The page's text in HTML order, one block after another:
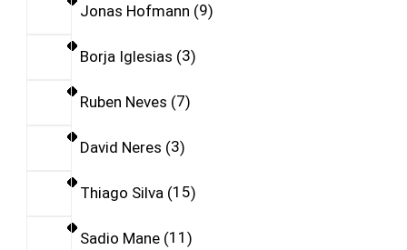
Jonas Hofmann 9
Borja Iglesias 3
Ruben Neves 7
David Neres 3
Thiago Silva 15
Sadio Mane 11